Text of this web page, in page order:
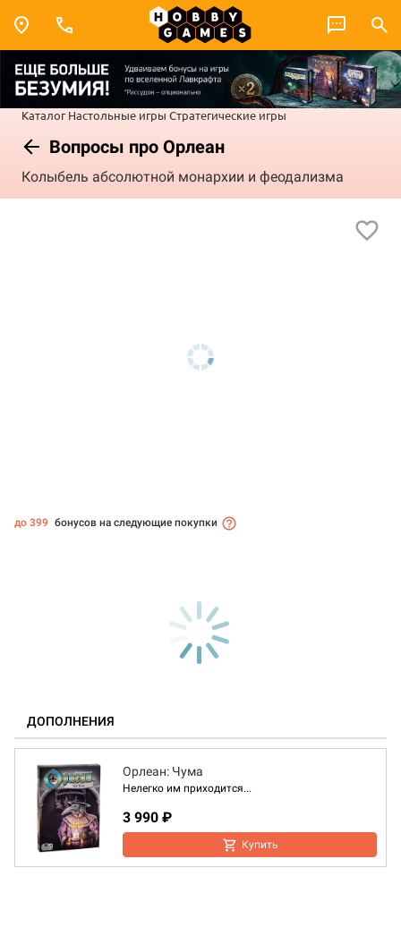
Каталог Настольные игры Стратегические игры
Вопросы про Орлеан
Колыбель абсолютной монархии и феодализма
до 399 бонусов на следующие покупки
ДОПОЛНЕНИЯ
Орлеан: Чума
Нелегко им приходится...
3 990 ₽
Купить